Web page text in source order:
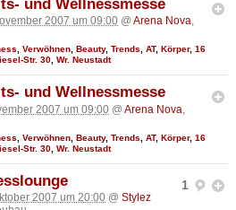
und Wellnessmesse
2007 um 09:00 @ Arena Nova,
, Verwöhnen, Beauty, Trends, AT, Körper, 16
Str. 30, Wr. Neustadt
und Wellnessmesse
2007 um 09:00 @ Arena Nova
Verwöhnen Beauty, Trends AT, Körper, 16
Str. 30 Wr. Neustadt
1
2007 um 20:00 @ Stylez